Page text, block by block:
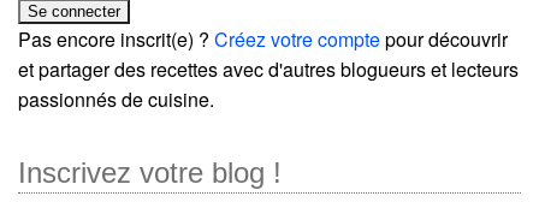
Pas encore inscrit(e) ? Créez votre comptepour découvrir
et partager des recettes avec d'autres blogueurs et lecteurs
passionnés de cuisine.
Inscrivez votre blog !